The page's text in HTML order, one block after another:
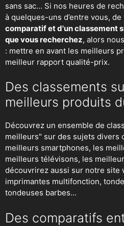
sans sac… Si nos heures de
à quelques-uns d’entre vous,
comparatif et d'un classement
que vous recherchez, alors
: mettre en avant les meilleurs
meilleur rapport qualité-prix.
Des classements
meilleurs produits
Découvrez un ensemble de
meilleurs" sur des sujets divers
meilleurs smartphones, les
meilleurs télévisons, les
découvrirez aussi sur notre site
imprimantes multifonction,
tondeuses barbes...
Des comparatifs